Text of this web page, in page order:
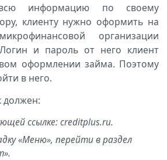
информацию по своему
клиенту нужно оформить на
организации
и пароль от него клиент
оформлении займа. Поэтому
в него.
должен:
ссылке: creditplus.ru.
«Меню», перейти в раздел